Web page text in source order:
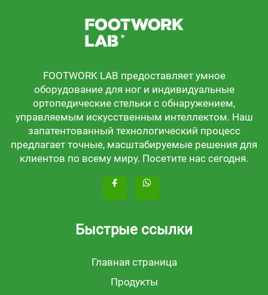
FOOTWORK LAB предоставляет умное
оборудование для ног и индивидуальные
ортопедические стельки с обнаружением,
управляемым искусственным интеллектом. Наш
запатентованный технологический процесс
предлагает точные, масштабируемые решения для
клиентов по всему миру. Посетите нас сегодня.
Быстрые ссылки
Главная страница
Продукты